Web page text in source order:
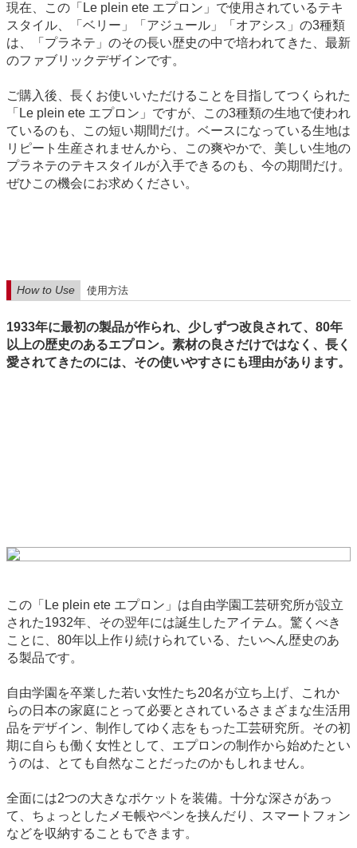
現在、この「Le plein ete エプロン」で使用されているテキ
スタイル、「ベリー」「アジュール」「オアシス」の3種類
は、「プラネテ」のその長い歴史の中で培われてきた、最新
のファブリックデザインです。
ご購入後、長くお使いいただけることを目指してつくられた
「Le plein ete エプロン」ですが、この3種類の生地で使われ
ているのも、この短い期間だけ。ベースになっている生地は
リピート生産されませんから、この爽やかで、美しい生地の
プラネテのテキスタイルが入手できるのも、今の期間だけ。
ぜひこの機会にお求めください。
How to Use 使用方法
1933年に最初の製品が作られ、少しずつ改良されて、80年
以上の歴史のあるエプロン。素材の良さだけではなく、長く
愛されてきたのには、その使いやすさにも理由があります。
この「Le plein ete エプロン」は自由学園工芸研究所が設立
された1932年、その翌年には誕生したアイテム。驚くべき
ことに、80年以上作り続けられている、たいへん歴史のあ
る製品です。
自由学園を卒業した若い女性たち20名が立ち上げ、これか
らの日本の家庭にとって必要とされているさまざまな生活用
品をデザイン、制作してゆく志をもった工芸研究所。その初
期に自らも働く女性として、エプロンの制作から始めたとい
うのは、とても自然なことだったのかもしれません。
全面には2つの大きなポケットを装備。十分な深さがあっ
て、ちょっとしたメモ帳やペンを挟んだり、スマートフォン
などを収納することもできます。